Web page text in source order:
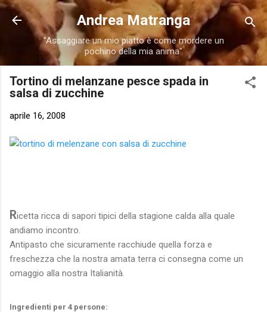
Passa ai contenuti principali
Andrea Matranga
"Assaggiare un mio piatto è come mordere un
pochino della mia anima"
Tortino di melanzane pesce spada in
salsa di zucchine
aprile 16, 2008
Ricetta ricca di sapori tipici della stagione calda alla quale
andiamo incontro.
Antipasto che sicuramente racchiude quella forza e
freschezza che la nostra amata terra ci consegna come un
omaggio alla nostra Italianità.
Ingredienti per 4 persone: